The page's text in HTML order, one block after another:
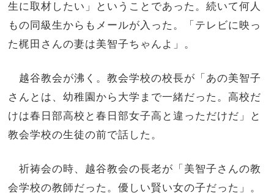
生に取材したい」ということであった。続いて何人
もの同級生からもメールが入った。「テレビに映っ
た梶田さんの妻は美智子ちゃんよ」。
越谷教会が沸く。教会学校の校長が「あの美智子
さんとは、幼稚園から大学まで一緒だった。高校だ
けは春日部高校と春日部女子高と違っただけだ」と
教会学校の生徒の前で話した。
祈祷会の時、越谷教会の長老が「美智子さんの教
会学校の教師だった。優しい賢い女の子だった」。